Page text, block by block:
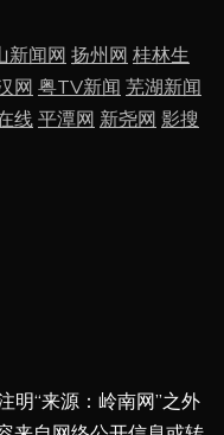
新闻网 扬州网 桂林生
网 粤TV新闻 芜湖新闻
线 平潭网 新尧网 影搜
明“来源：岭南网”之外